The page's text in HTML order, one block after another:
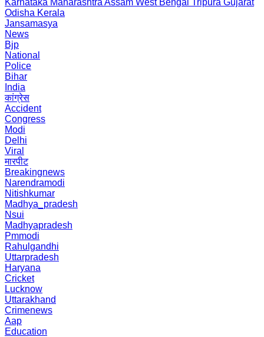
Karnataka Maharashtra Assam West Bengal Tripura Gujarat
Odisha Kerala
Jansamasya
News
Bjp
National
Police
Bihar
India
कांग्रेस
Accident
Congress
Modi
Delhi
Viral
मारपीट
Breakingnews
Narendramodi
Nitishkumar
Madhya_pradesh
Nsui
Madhyapradesh
Pmmodi
Rahulgandhi
Uttarpradesh
Haryana
Cricket
Lucknow
Uttarakhand
Crimenews
Aap
Education